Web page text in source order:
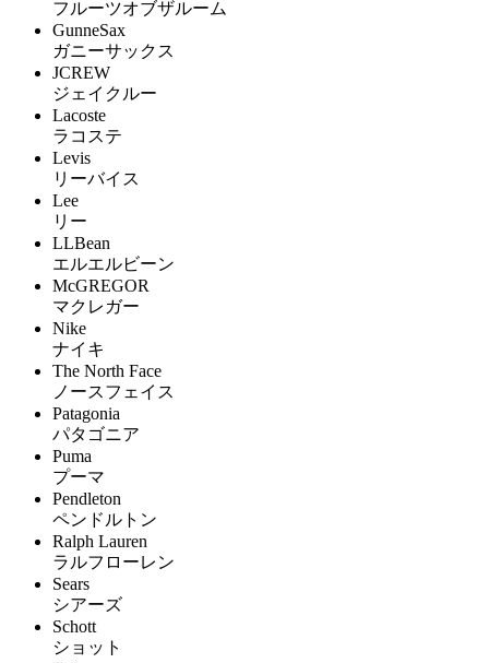
フルーツオブザルーム
GunneSax
ガニーサックス
JCREW
ジェイクルー
Lacoste
ラコステ
Levis
リーバイス
Lee
リー
LLBean
エルエルビーン
McGREGOR
マクレガー
Nike
ナイキ
The North Face
ノースフェイス
Patagonia
パタゴニア
Puma
プーマ
Pendleton
ペンドルトン
Ralph Lauren
ラルフローレン
Sears
シアーズ
Schott
ショット